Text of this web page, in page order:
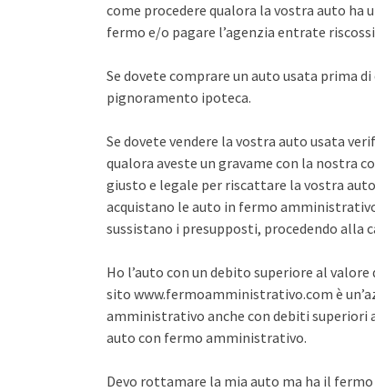
come procedere qualora la vostra auto
fermo e/o pagare l’agenzia entrate
Se dovete comprare un auto usata prima
pignoramento ipoteca.
Se dovete vendere la vostra auto usata
qualora aveste un gravame con la nostra
giusto e legale per riscattare la vostra
acquistano le auto in fermo
sussistano i presupposti, procedendo
Ho l’auto con un debito superiore al
sito www.fermoamministrativo.com è
amministrativo anche con debiti superiori
auto con fermo amministrativo.
Devo rottamare la mia auto ma ha il